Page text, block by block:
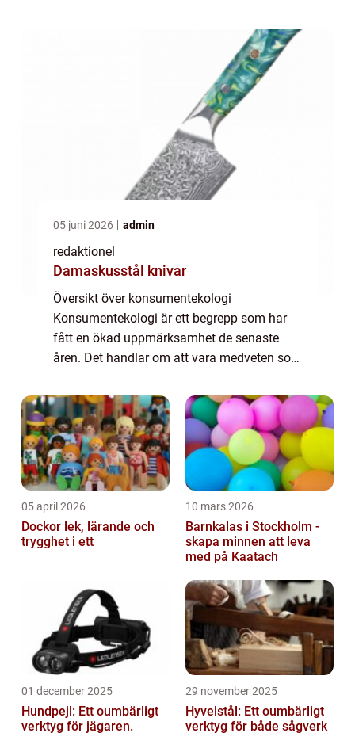
05 juni 2026 admin
redaktionel
Damaskusstål knivar
Översikt över konsumentekologi
Konsumentekologi är ett begrepp som har
fått en ökad uppmärksamhet de senaste
åren. Det handlar om att vara medveten som
hållbar utveckling och bevarandet av vår
planet. Genom ...
05 april 2026
Dockor lek, lärande och
trygghet i ett
10 mars 2026
Barnkalas i Stockholm -
skapa minnen att leva
med på Kaatach
01 december 2025
Hundpejl: Ett oumbärligt
verktyg för jägaren.
29 november 2025
Hyvelstål: Ett oumbärligt
verktyg för både sågverk